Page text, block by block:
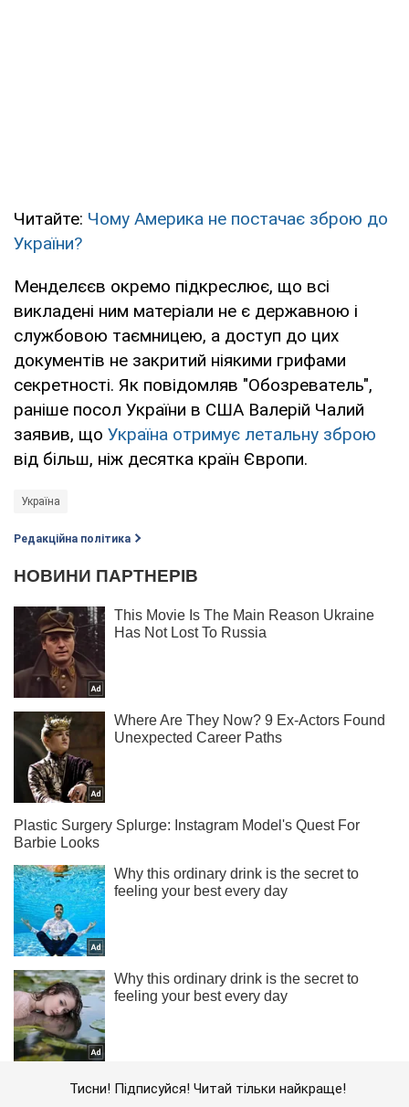
Читайте: Чому Америка не постачає зброю до
України?
Менделєєв окремо підкреслює, що всі
викладені ним матеріали не є державною і
службовою таємницею, а доступ до цих
документів не закритий ніякими грифами
секретності. Як повідомляв "Обозреватель",
раніше посол України в США Валерій Чалий
заявив, що Україна отримує летальну зброю
від більш, ніж десятка країн Європи.
Україна
Редакційна політика
Тисни! Підписуйся! Читай тільки найкраще!